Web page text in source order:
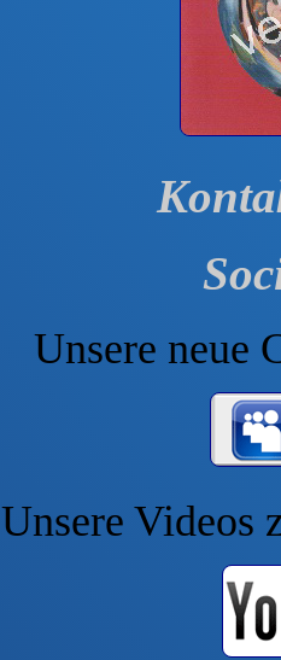
Unsere neue
Unsere Videos